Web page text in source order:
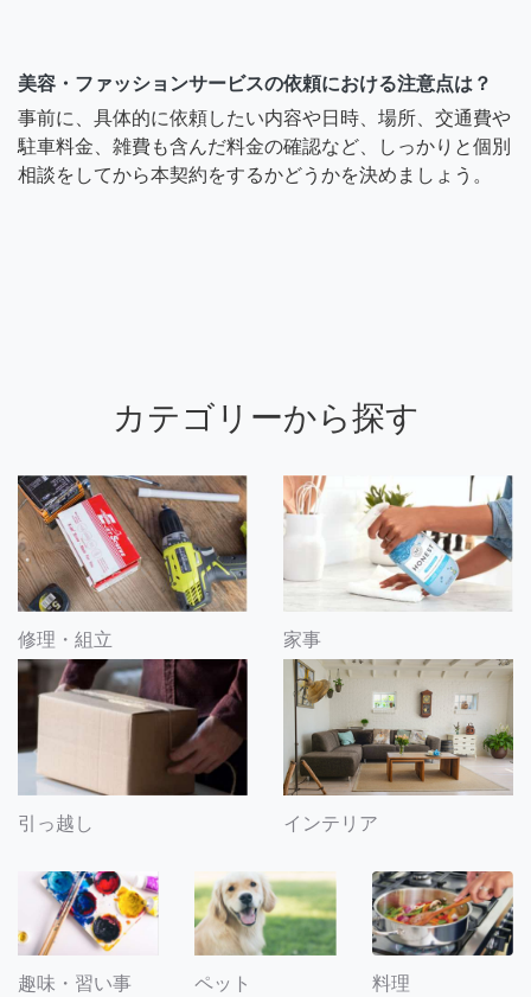
美容・ファッションサービスの依頼における注意点は？
事前に、具体的に依頼したい内容や日時、場所、交通費や
駐車料金、雑費も含んだ料金の確認など、しっかりと個別
相談をしてから本契約をするかどうかを決めましょう。
カテゴリーから探す
修理・組立 家事
引っ越し インテリア
趣味・習い事 ペット 料理